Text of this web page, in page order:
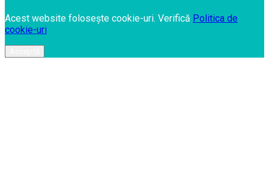
Acest website folosește cookie-uri. Verifică Politica de
cookie-uri